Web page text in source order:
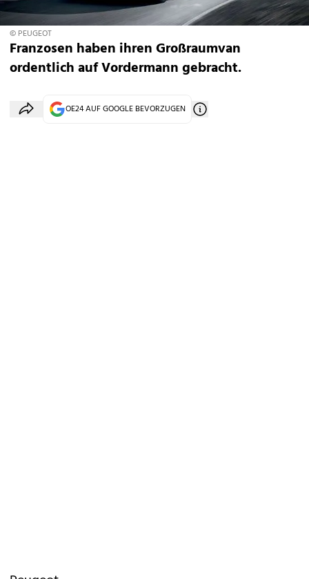
© PEUGEOT
Franzosen haben ihren Großraumvan
ordentlich auf Vordermann gebracht.
OE24 AUF GOOGLE BEVORZUGEN